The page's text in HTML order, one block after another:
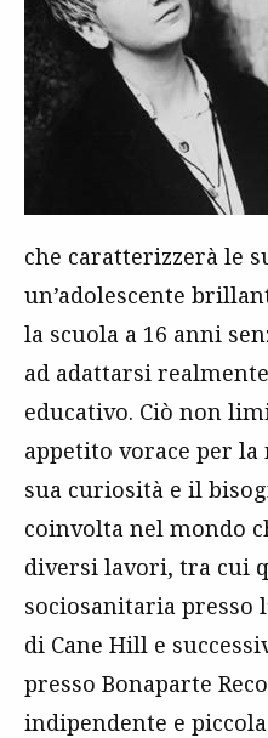
che caratterizzerà le
un’adolescente
la scuola a 16 anni
ad adattarsi
educativo. Ciò non
appetito vorace per
sua curiosità e il
coinvolta nel mondo
diversi lavori, tra cui
sociosanitaria presso
di Cane Hill e
presso Bonaparte
indipendente e